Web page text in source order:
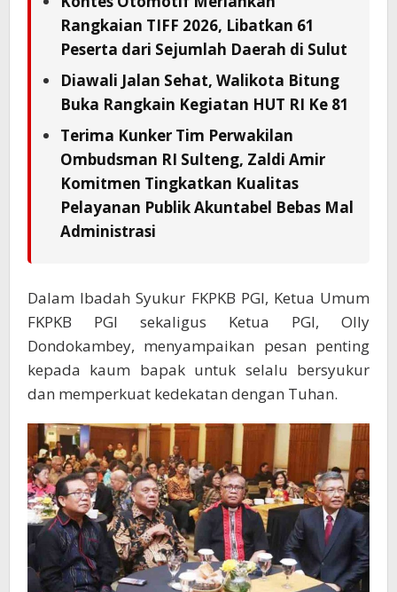
Rangkaian TIFF 2026, Libatkan 61
Peserta dari Sejumlah Daerah di Sulut
Diawali Jalan Sehat, Walikota Bitung
Buka Rangkain Kegiatan HUT RI Ke 81
Terima Kunker Tim Perwakilan
Ombudsman RI Sulteng, Zaldi Amir
Komitmen Tingkatkan Kualitas
Pelayanan Publik Akuntabel Bebas Mal
Administrasi
Dalam Ibadah Syukur FKPKB PGI, Ketua Umum
FKPKB PGI sekaligus Ketua PGI, Olly
Dondokambey, menyampaikan pesan penting
kepada kaum bapak untuk selalu bersyukur
dan memperkuat kedekatan dengan Tuhan.